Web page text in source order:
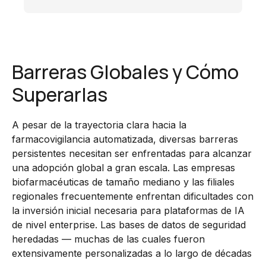
Barreras Globales y Cómo
Superarlas
A pesar de la trayectoria clara hacia la
farmacovigilancia automatizada, diversas barreras
persistentes necesitan ser enfrentadas para alcanzar
una adopción global a gran escala. Las empresas
biofarmacéuticas de tamaño mediano y las filiales
regionales frecuentemente enfrentan dificultades con
la inversión inicial necesaria para plataformas de IA
de nivel enterprise. Las bases de datos de seguridad
heredadas — muchas de las cuales fueron
extensivamente personalizadas a lo largo de décadas